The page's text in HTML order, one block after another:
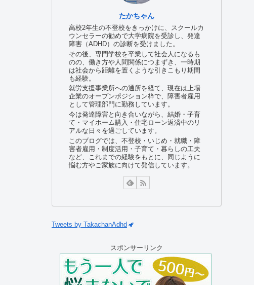
たかちゃん
高校2年生の不登校をきっかけに、スクールカ
ウンセラーの勧めで大学病院を受診し、発達
障害（ADHD）の診断を受けました。
その後、専門学校を卒業して社会人になるも
のの、働き方や人間関係につまずき、一時期
は社会から距離を置くような引きこもり期間
も経験。
就労支援事業所への通所を経て、現在は上場
企業のオープンポジション枠で、障害者雇用
として管理部門に勤務しています。
今は発達障害と向き合いながら、結婚・子育
て・マイホーム購入・住宅ローン返済中のリ
アルな日々を過ごしています。
このブログでは、不登校・いじめ・就職・障
害者雇用・制度活用・子育て・暮らしの工夫
など、これまでの経験をもとに、同じように
悩む方やご家族に向けて発信しています。
Tweets by TakachanAdhd
スポンサーリンク